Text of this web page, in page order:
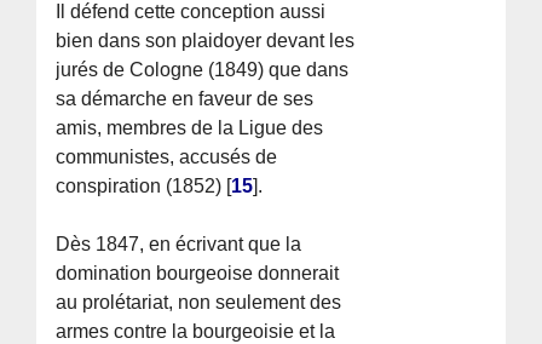
Il défend cette conception aussi
bien dans son plaidoyer devant les
jurés de Cologne (1849) que dans
sa démarche en faveur de ses
amis, membres de la Ligue des
communistes, accusés de
conspiration (1852) [15].
Dès 1847, en écrivant que la
domination bourgeoise donnerait
au prolétariat, non seulement des
armes contre la bourgeoisie et la